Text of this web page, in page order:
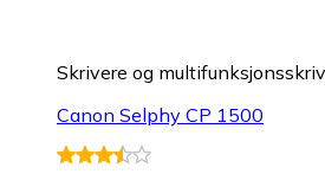
Skrivere og
Canon Selphy CP 1500